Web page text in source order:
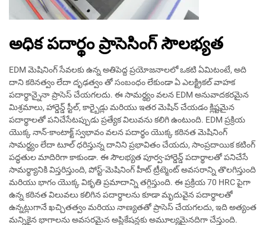
అధిక పదార్థం ప్రాసెసింగ్ సౌలభ్యత
EDM మెషినింగ్ సేవలకు ఉన్న అతిపెద్ద ప్రయోజనాలలో ఒకటి ఏమిటంటే, అది
దాని కఠినత్వం లేదా దృఢత్వం తో సంబంధం లేకుండా ఏ ఎలక్ట్రికల్ వాహక
పదార్థాన్నైనా ప్రాసెస్ చేయగలదు. ఈ సామర్థ్యం వలన EDM అనువాదకరమైన
మిశ్రమాలు, హార్డెన్డ్ స్టీల్, కార్బైడ్లు మరియు ఇతర మెషిన్ చేయడం క్లిష్టమైన
పదార్థాలతో పనిచేసేటప్పుడు ప్రత్యేక విలువను కలిగి ఉంటుంది. EDM ప్రక్రియ
యొక్క నాన్-కాంటాక్ట్ స్వభావం వలన పదార్థం యొక్క కఠినత మెషినింగ్
సామర్థ్యం లేదా టూల్ ధరిస్తున్న దానిని ప్రభావితం చేయదు, సాంప్రదాయిక కటింగ్
పద్ధతుల మాదిరిగా కాకుండా. ఈ సౌలభ్యత పూర్వ-హార్డెన్డ్ పదార్థాలతో పనిచేసే
సామర్థ్యానికి విస్తరిస్తుంది, పోస్ట్-మెషినింగ్ హీట్ ట్రీట్మెంట్ అవసరాన్ని తొలగిస్తుంది
మరియు భాగం యొక్క వికృతి ప్రమాదాన్ని తగ్గిస్తుంది. ఈ ప్రక్రియ 70 HRC పైగా
ఉన్న కఠినత విలువలు కలిగిన పదార్థాలను కూడా మృదువైన పదార్థాలతో
ఉన్నట్లుగానే ఖచ్చితత్వం మరియు నాణ్యతతో ప్రాసెస్ చేయగలదు, ఇది అత్యంత
మన్నికైన భాగాలను అవసరమైన అప్లికేషన్లకు అమూల్యమైనదిగా చేస్తుంది.